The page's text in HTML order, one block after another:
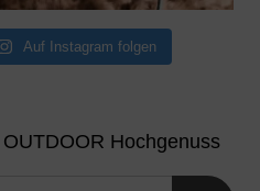
Auf Instagram folgen
Hochgenuss